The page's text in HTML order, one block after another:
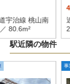
宇治線 桃山南
80.6m²
駅近隣の物件
事